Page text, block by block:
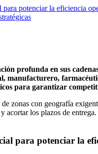
potenciar la eficiencia
profunda en sus
manufacturero,
para garantizar
zonas con geografía
los plazos de
para potenciar la